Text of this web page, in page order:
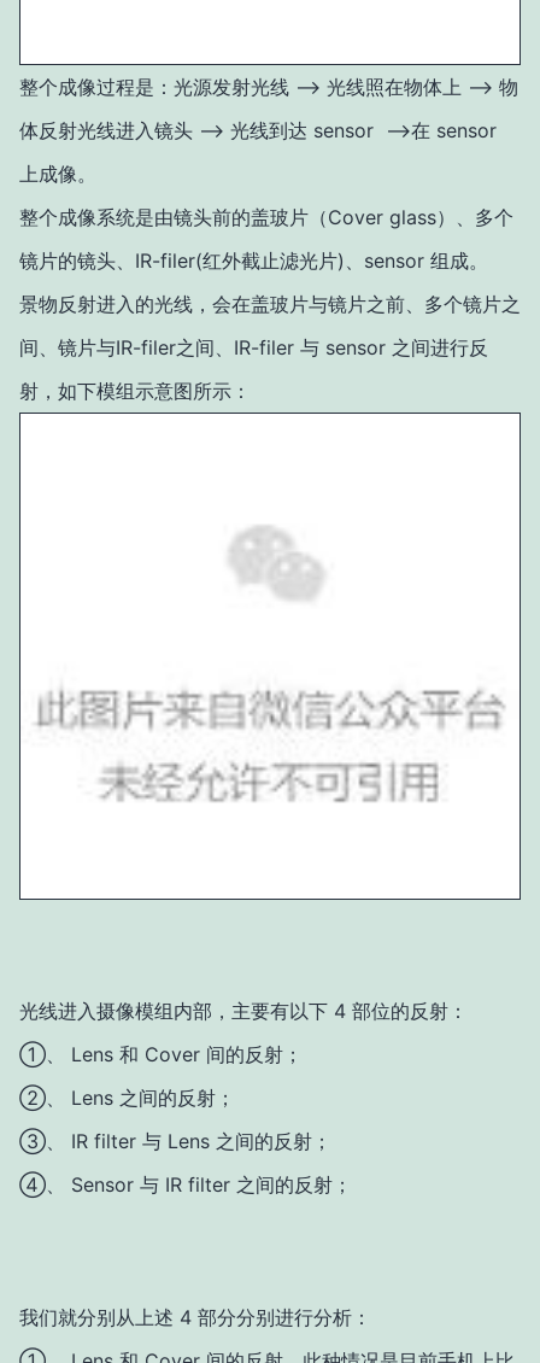
整个成像过程是：光源发射光线 —> 光线照在物体上 —> 物
体反射光线进入镜头 —> 光线到达 sensor —>在 sensor
上成像。
整个成像系统是由镜头前的盖玻片（Cover glass）、多个
镜片的镜头、IR-filer(红外截止滤光片)、sensor 组成。
景物反射进入的光线，会在盖玻片与镜片之前、多个镜片之
间、镜片与IR-filer之间、IR-filer 与 sensor 之间进行反
射，如下模组示意图所示：
光线进入摄像模组内部，主要有以下 4 部位的反射：
①、 Lens 和 Cover 间的反射；
②、 Lens 之间的反射；
③、 IR filter 与 Lens 之间的反射；
④、 Sensor 与 IR filter 之间的反射；
我们就分别从上述 4 部分分别进行分析：